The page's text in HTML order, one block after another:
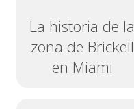
La historia de la
zona de Brickell
en Miami